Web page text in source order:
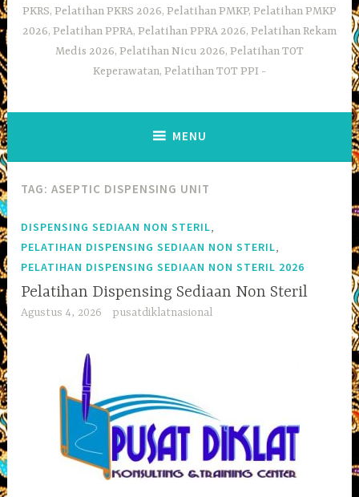
PKRS, Pelatihan PKRS 2026, Pelatihan PMKP, Pelatihan PMKP
2026, Pelatihan PPRA, Pelatihan PPRA 2026, Pelatihan Rekam
Medis 2026, Pelatihan Nicu 2026, Pelatihan TOT
Keperawatan, Pelatihan TOT PPI
MENU
TAG:ASEPTIC DISPENSING UNIT
DISPENSING SEDIAAN NON STERIL
PELATIHAN DISPENSING SEDIAAN NON STERIL
PELATIHAN DISPENSING SEDIAAN NON STERIL 2026
Pelatihan Dispensing Sediaan Non Steril
Agustus 4, 2026 pusatdiklatnasional